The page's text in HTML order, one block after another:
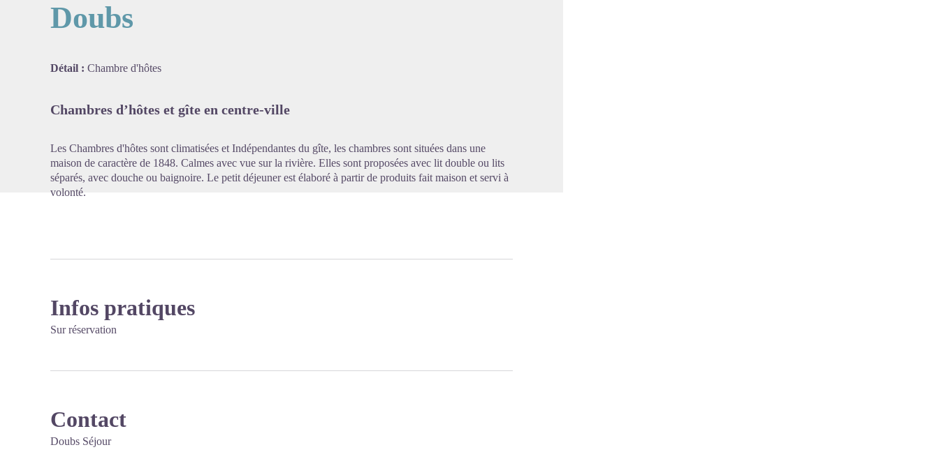
Doubs
Détail : Chambre d'hôtes
Chambres d’hôtes et gîte en centre-ville
Les Chambres d'hôtes sont climatisées et Indépendantes du gîte, les chambres sont situées dans une
maison de caractère de 1848. Calmes avec vue sur la rivière. Elles sont proposées avec lit double ou lits
séparés, avec douche ou baignoire. Le petit déjeuner est élaboré à partir de produits fait maison et servi à
volonté.
Infos pratiques
Sur réservation
Contact
Doubs Séjour